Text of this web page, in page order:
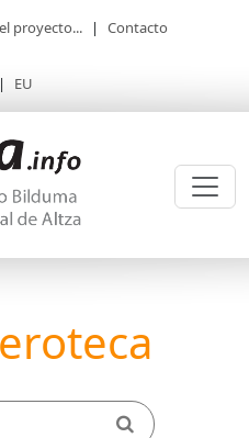
proyecto... | Contacto
| EU